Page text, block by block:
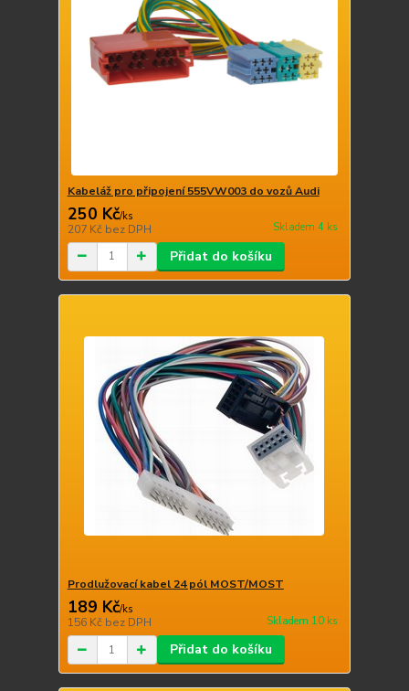
Kabeláž pro připojení 555VW003 do vozů Audi
250 Kč/ks
207 Kč bez DPH Skladem 4 ks
Přidat do košíku
Prodlužovací kabel 24 pól MOST/MOST
189 Kč/ks
156 Kč bez DPH Skladem 10 ks
Přidat do košíku